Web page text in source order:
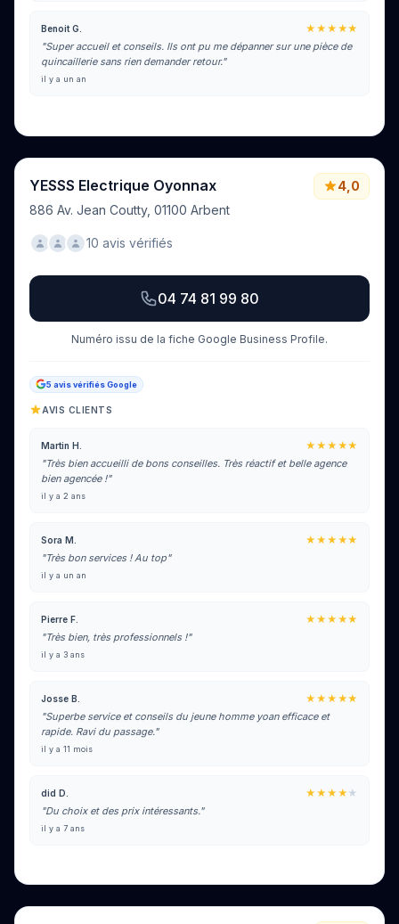
Benoit G.
★★★★★
"Super accueil et conseils. Ils ont pu me dépanner sur une pièce de
quincaillerie sans rien demander retour."
il y a un an
YESSS Electrique Oyonnax
886 Av. Jean Coutty, 01100 Arbent
4,0
10 avis vérifiés
04 74 81 99 80
Numéro issu de la fiche Google Business Profile.
5 avis vérifiés Google
AVIS CLIENTS
Martin H.
★★★★★
"Très bien accueilli de bons conseilles. Très réactif et belle agence
bien agencée !"
il y a 2 ans
Sora M.
★★★★★
"Très bon services ! Au top"
il y a un an
Pierre F.
★★★★★
"Très bien, très professionnels !"
il y a 3 ans
Josse B.
★★★★★
"Superbe service et conseils du jeune homme yoan efficace et
rapide. Ravi du passage."
il y a 11 mois
did D. ★★★★ ★
"Du choix et des prix intéressants."
il y a 7 ans